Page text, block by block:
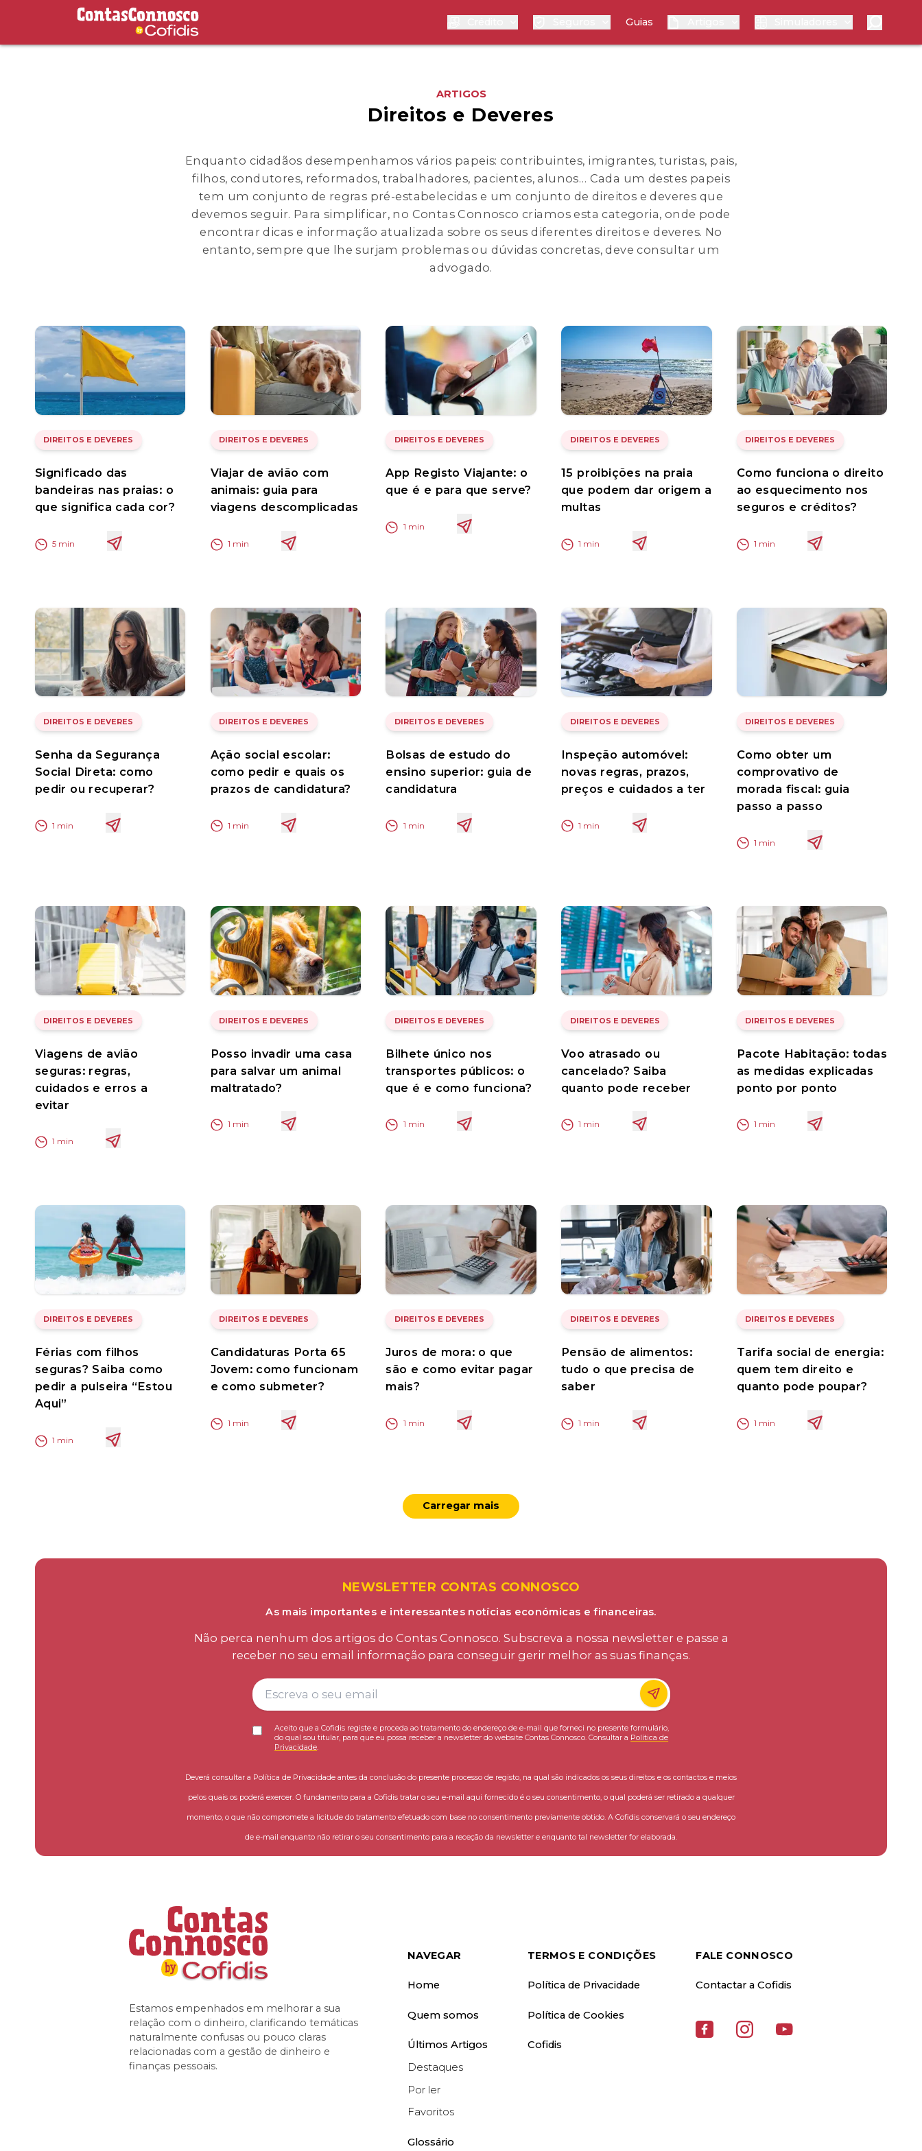
Contas Connosco by Cofidis Guias
ARTIGOS
Direitos e Deveres
Enquanto cidadãos desempenhamos vários papeis: contribuintes, imigrantes, turistas, pais,
filhos, condutores, reformados, trabalhadores, pacientes, alunos… Cada um destes papeis
tem um conjunto de regras pré-estabelecidas e um conjunto de direitos e deveres que
devemos seguir. Para simplificar, no Contas Connosco criamos esta categoria, onde pode
encontrar dicas e informação atualizada sobre os seus diferentes direitos e deveres. No
entanto, sempre que lhe surjam problemas ou dúvidas concretas, deve consultar um
advogado.
DIREITOS E DEVERES
Significado das
bandeiras nas praias: o
que significa cada cor?
5 min
DIREITOS E DEVERES
Viajar de avião com
animais: guia para
viagens descomplicadas
1 min
DIREITOS E DEVERES
App Registo Viajante: o
que é e para que serve?
1 min
DIREITOS E DEVERES
15 proibições na praia
que podem dar origem a
multas
1 min
DIREITOS E DEVERES
Como funciona o direito
ao esquecimento nos
seguros e créditos?
1 min
DIREITOS E DEVERES
Senha da Segurança
Social Direta: como
pedir ou recuperar?
1 min
DIREITOS E DEVERES
Ação social escolar:
como pedir e quais os
prazos de candidatura?
1 min
DIREITOS E DEVERES
Bolsas de estudo do
ensino superior: guia de
candidatura
1 min
DIREITOS E DEVERES
Inspeção automóvel:
novas regras, prazos,
preços e cuidados a ter
1 min
DIREITOS E DEVERES
Como obter um
comprovativo de
morada fiscal: guia
passo a passo
1 min
DIREITOS E DEVERES
Viagens de avião
seguras: regras,
cuidados e erros a
evitar
1 min
DIREITOS E DEVERES
Posso invadir uma casa
para salvar um animal
maltratado?
1 min
DIREITOS E DEVERES
Bilhete único nos
transportes públicos: o
que é e como funciona?
1 min
DIREITOS E DEVERES
Voo atrasado ou
cancelado? Saiba
quanto pode receber
1 min
DIREITOS E DEVERES
Pacote Habitação: todas
as medidas explicadas
ponto por ponto
1 min
DIREITOS E DEVERES
Férias com filhos
seguras? Saiba como
pedir a pulseira “Estou
Aqui”
1 min
DIREITOS E DEVERES
Candidaturas Porta 65
Jovem: como funcionam
e como submeter?
1 min
DIREITOS E DEVERES
Juros de mora: o que
são e como evitar pagar
mais?
1 min
DIREITOS E DEVERES
Pensão de alimentos:
tudo o que precisa de
saber
1 min
DIREITOS E DEVERES
Tarifa social de energia:
quem tem direito e
quanto pode poupar?
1 min
Carregar mais
NEWSLETTER CONTAS CONNOSCO
As mais importantes e interessantes notícias económicas e financeiras.
Não perca nenhum dos artigos do Contas Connosco. Subscreva a nossa newsletter e passe a
receber no seu email informação para conseguir gerir melhor as suas finanças.
Aceito que a Cofidis registe e proceda ao tratamento do endereço de e-mail que forneci no presente formulário,
do qual sou titular, para que eu possa receber a newsletter do website Contas Connosco. Consultar a Política de
Privacidade.
Deverá consultar a Política de Privacidade antes da conclusão do presente processo de registo, na qual são indicados os seus direitos e os contactos e meios
pelos quais os poderá exercer. O fundamento para a Cofidis tratar o seu e-mail aqui fornecido é o seu consentimento, o qual poderá ser retirado a qualquer
momento, o que não compromete a licitude do tratamento efetuado com base no consentimento previamente obtido. A Cofidis conservará o seu endereço
de e-mail enquanto não retirar o seu consentimento para a receção da newsletter e enquanto tal newsletter for elaborada.
Estamos empenhados em melhorar a sua
relação com o dinheiro, clarificando temáticas
naturalmente confusas ou pouco claras
relacionadas com a gestão de dinheiro e
finanças pessoais.
NAVEGAR
Home
Quem somos
Últimos Artigos
Destaques
Por ler
Favoritos
Glossário
TERMOS E CONDIÇÕES
Política de Privacidade
Política de Cookies
Cofidis
FALE CONNOSCO
Contactar a Cofidis